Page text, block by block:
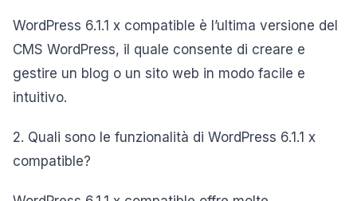
WordPress 6.1.1 x compatible è l’ultima versione del
CMS WordPress, il quale consente di creare e
gestire un blog o un sito web in modo facile e
intuitivo.
2. Quali sono le funzionalità di WordPress 6.1.1 x
compatible?